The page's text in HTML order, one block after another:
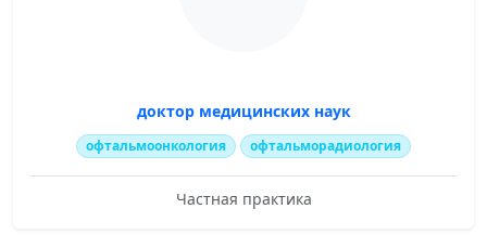
доктор медицинских наук
офтальмоонкология офтальморадиология
Частная практика